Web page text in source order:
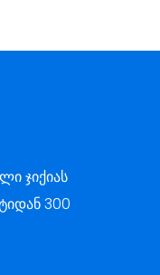
ჯიქიას
300